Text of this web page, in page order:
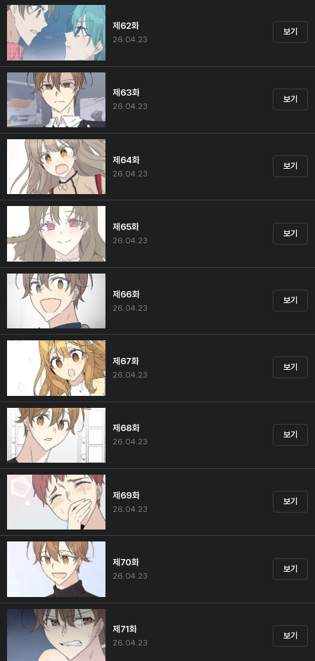
제62화
26.04.23
보기
제63화
26.04.23
보기
제64화
26.04.23
보기
제65화
26.04.23
보기
제66화
26.04.23
보기
제67화
26.04.23
보기
제68화
26.04.23
보기
제69화
26.04.23
보기
제70화
26.04.23
보기
제71화
26.04.23
보기